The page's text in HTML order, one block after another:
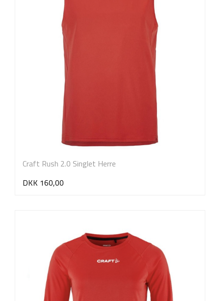
Craft Rush 2.0 Singlet Herre
DKK 160,00